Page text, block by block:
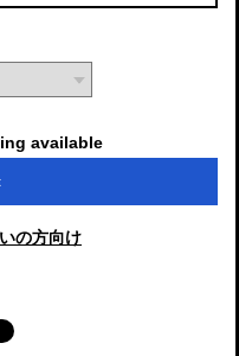
available
の方向け